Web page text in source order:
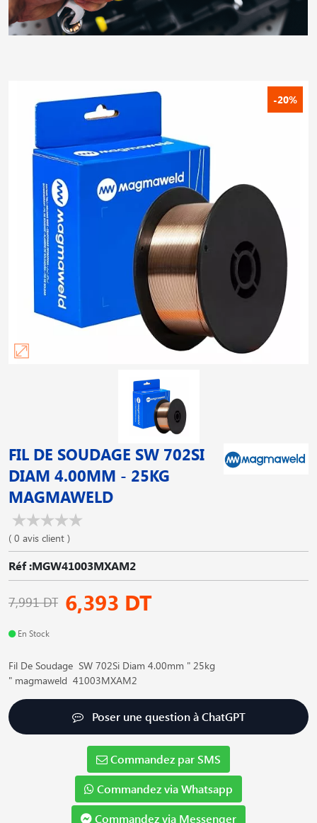
-20%
FIL DE SOUDAGE SW 702SI
DIAM 4.00MM - 25KG
MAGMAWELD
( 0 avis client )
Réf :MGW41003MXAM2
7,991 DT 6,393 DT
En Stock
Fil De Soudage SW 702Si Diam 4.00mm " 25kg
" magmaweld 41003MXAM2
Poser une question à ChatGPT
Commandez par SMS
Commandez via Whatsapp
Commandez via Messenger